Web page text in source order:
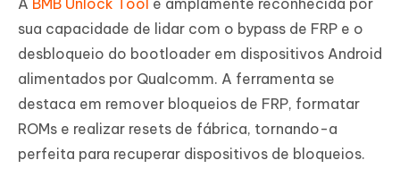
sua capacidade de lidar com o bypass de FRP e o
desbloqueio do bootloader em dispositivos Android
alimentados por Qualcomm. A ferramenta se
destaca em remover bloqueios de FRP, formatar
ROMs e realizar resets de fábrica, tornando-a
perfeita para recuperar dispositivos de bloqueios.